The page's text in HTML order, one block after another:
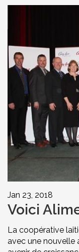
Jan 23, 2018
Voici
La coopérative
avec une nouvelle